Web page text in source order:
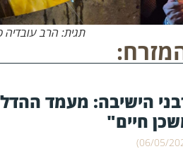
תגית: הרב עובדיה
הישיבה: מעמד
חיים"